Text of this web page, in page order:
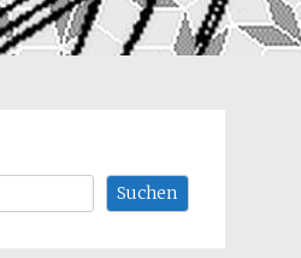
Suchen